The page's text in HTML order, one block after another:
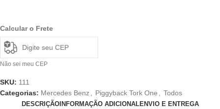
Calcular o Frete
Não sei meu CEP
SKU: 111
Categorias: Mercedes Benz, Piggyback Tork One , Todos
DESCRIÇÃOINFORMAÇÃO ADICIONALENVIO E ENTREGA